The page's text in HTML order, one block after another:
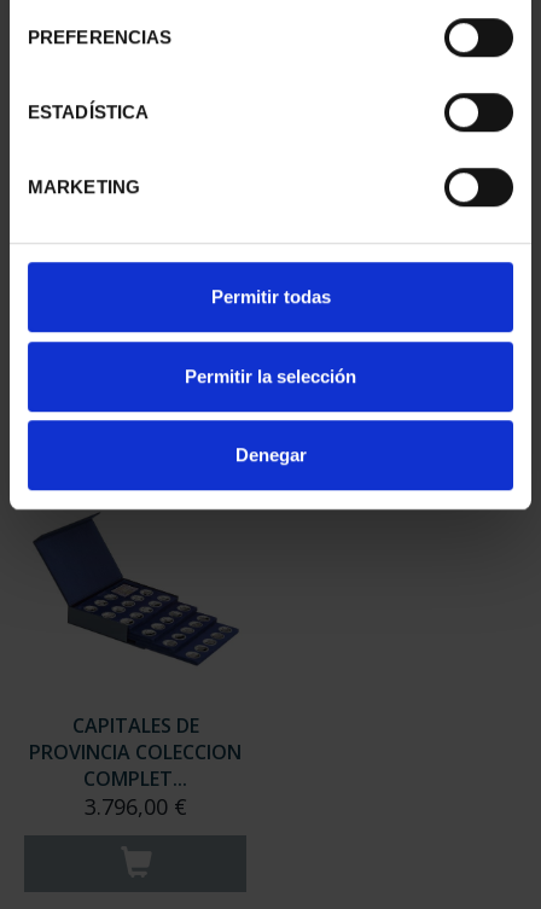
PREFERENCIAS
ESTADÍSTICA
MARKETING
Permitir todas
Permitir la selección
Denegar
PROVINCIA 3
registrados
PROVINCIA 4
registrados
CAPITALES DE
PROVINCIA COLECCION
COMPLET...
3.796,00 €